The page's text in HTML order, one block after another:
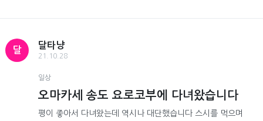
달
달타냥
21.10.28
일상
오마카세 송도 요로코부에 다녀왔습니다
평이 좋아서 다녀왔는데 역시나 대단했습니다 스시를 먹으며